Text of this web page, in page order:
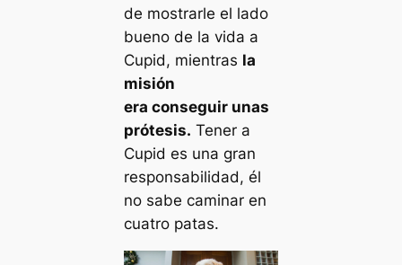
de mostrarle el lado
bueno de la vida a
Cupid, mientras la
misión
era conseguir unas
prótesis. Tener a
Cupid es una gran
responsabilidad, él
no sabe caminar en
cuatro patas.